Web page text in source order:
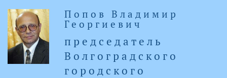
Попов Владимир
Георгиевич
председатель
Волгоградского
городского